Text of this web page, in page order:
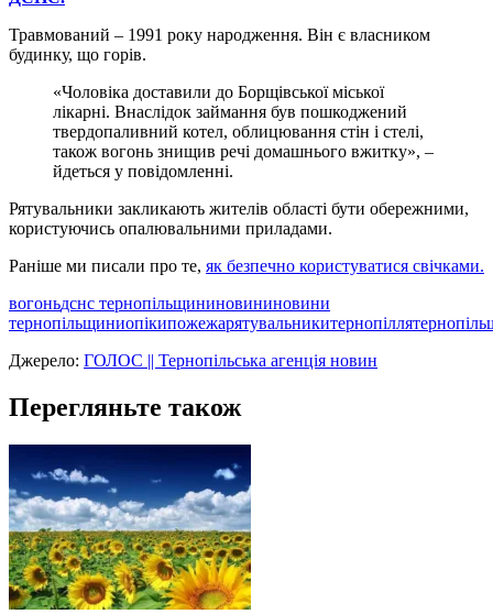
Травмований – 1991 року народження. Він є власником
будинку, що горів.
«Чоловіка доставили до Борщівської міської
лікарні. Внаслідок займання був пошкоджений
твердопаливний котел, облицювання стін і стелі,
також вогонь знищив речі домашнього вжитку», –
йдеться у повідомленні.
Рятувальники закликають жителів області бути обережними,
користуючись опалювальними приладами.
Раніше ми писали про те, як безпечно користуватися свічками.
вогоньдснс тернопільщининовининовини
тернопільщиниопікипожежарятувальникитернопілля
Джерело: ГОЛОС || Тернопільська агенція новин
Перегляньте також